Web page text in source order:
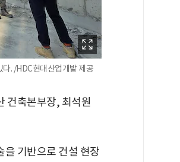
. /HDC현대산업개발 제공
건축본부장, 최석원
기반으로 건설 현장